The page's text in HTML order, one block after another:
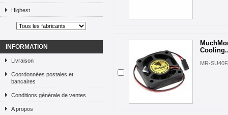
Highest
INFORMATION
Livraison
Coordonnées postales et
bancaires
Conditions générale de ventes
A propos
MR-